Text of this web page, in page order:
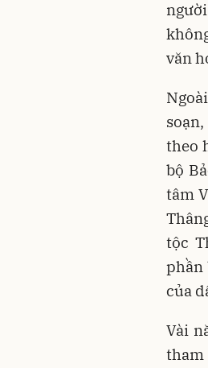
văn
theo
bộ
tâm
tộc
phần
của
Vài
tham